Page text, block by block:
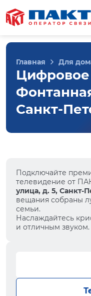
Главная Для
Санкт-
Подключайте
телевидение от
улица, д. 5, Санкт-
вещания собраны
семьи.
Наслаждайтесь
и отличным звуком.